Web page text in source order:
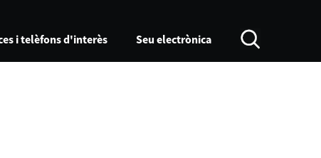
i telèfons d'interès Seu electrònica